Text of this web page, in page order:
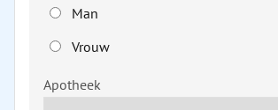
Man
Vrouw
Apotheek